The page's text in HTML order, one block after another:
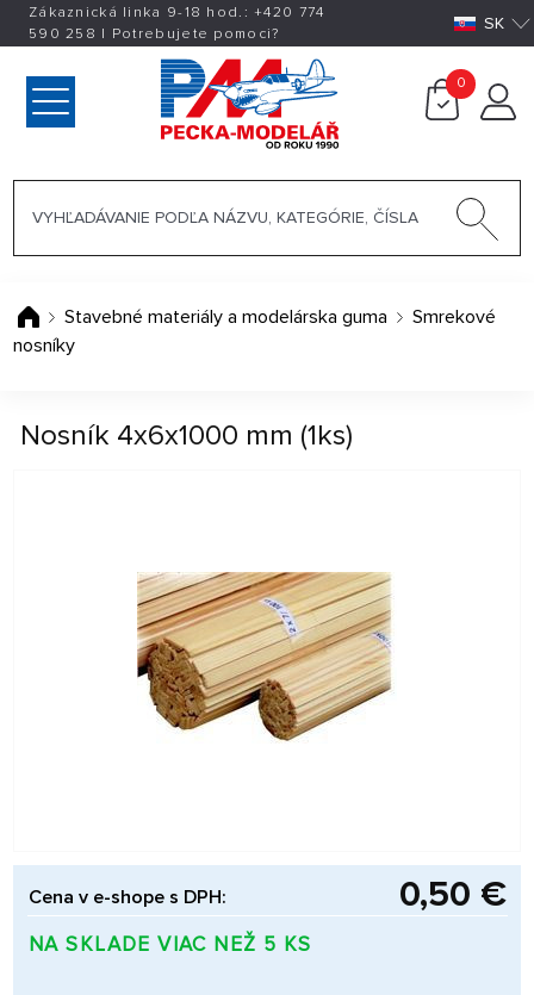
Zákaznická linka 9-18 hod.:+420 774
590 258 | Potrebujete pomoci? SK
0
Stavebné materiály a modelárska guma
Smrekové
nosníky
Nosník 4x6x1000 mm (1ks)
Cena v e-shope s DPH: 0,50 €
NA SKLADE VIAC NEŽ 5 KS